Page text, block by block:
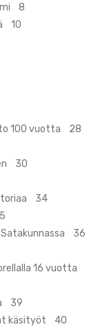
8
10
100 vuotta 28
30
34
Satakunnassa 36
16 vuotta
39
käsityöt 40